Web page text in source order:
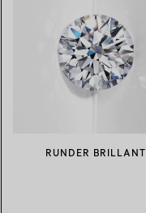
RUNDER BRILLANT